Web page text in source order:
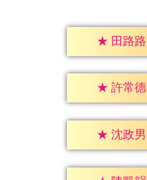
★ 田路路
★ 許常德
★ 沈政男